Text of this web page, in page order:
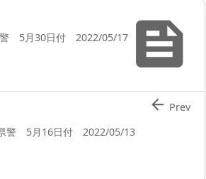

警 5月30日付 2022/05/17
警 5月16日付 2022/05/13
 Prev